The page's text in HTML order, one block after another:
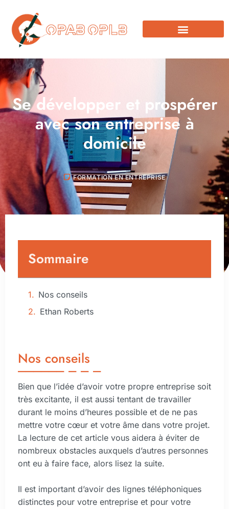
Se développer et prospérer
avec son entreprise à
domicile
FORMATION EN ENTREPRISE
Sommaire
Nos conseils
Ethan Roberts
Nos conseils
Bien que l’idée d’avoir votre propre entreprise soit
très excitante, il est aussi tentant de travailler
durant le moins d’heures possible et de ne pas
mettre votre cœur et votre âme dans votre projet.
La lecture de cet article vous aidera à éviter de
nombreux obstacles auxquels d’autres personnes
ont eu à faire face, alors lisez la suite.
Il est important d’avoir des lignes téléphoniques
distinctes pour votre entreprise et pour votre